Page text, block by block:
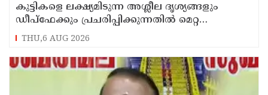
കുട്ടികളെ ലക്ഷ്യമിടുന്ന അശ്ലീല ദൃശ്യങ്ങളും
ഡീപ്ഫേക്കും പ്രചരിപ്പിക്കുന്നതില്‍ മെറ്റ
കേന്ദ്രത്തോട് മാപ്പ് പറഞ്ഞു
THU,6 AUG 2026